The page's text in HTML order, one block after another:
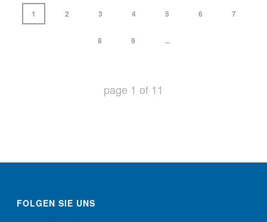
1 2 3 4 5 6 7
8 9 ...
page 1 of 11
FOLGEN SIE UNS